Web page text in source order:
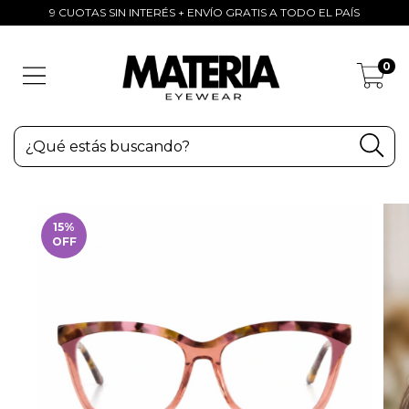
9 CUOTAS SIN INTERÉS + ENVÍO GRATIS A TODO EL PAÍS
0
15%
OFF